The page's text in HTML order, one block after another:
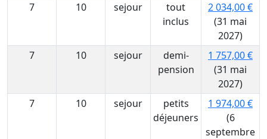
7
10 sejour
tout
inclus
2 034,00 €
(31 mai
2027)
7
10 sejour
demi-
pension
1 757,00 €
(31 mai
2027)
7
10 sejour
petits
déjeuners
1 974,00 €
(6
septembre